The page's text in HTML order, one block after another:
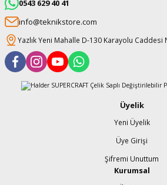
0543 629 40 41
info@teknikstore.com
Yazlık Yeni Mahalle D-130 Karayolu
Üyelik
Yeni Üyelik
Üye Girişi
Şifremi Unuttum
Kurumsal